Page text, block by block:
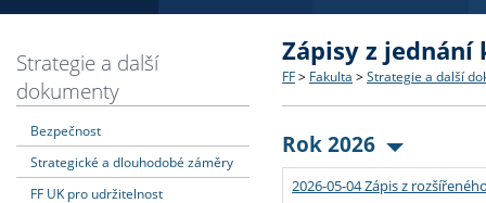
Dozvědět se více
Struktura a historie
Strategie a další
Podpora a benefity pro
Podat přihlášku
Co studovat a jak se
Učitelské studijní
Informace k průběhu
Dozvědět se více
Bakalářské a magisterské
Doktorské studium
Rigorózní řízení
Dozvědět se více
O vědě a výzkumu na FF
Akademické kvalifikace
Granty a projekty
Dozvědět se více
Aktuální nabídky a
Vyjíždějící studenti
Přijíždějící studenti
Strategie a další
dokumenty
Bezpečnost
Strategické a dlouhodobé záměry
FF UK pro udržitelnost
Zápisy z jednání
FF > Fakulta > Strategie a další
Rok 2026
2026-05-04 Zápis z